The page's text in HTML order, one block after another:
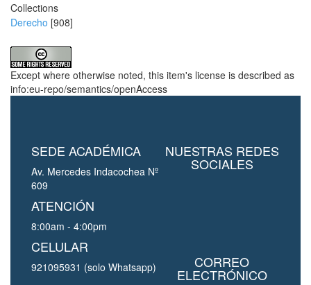
Collections
Derecho [908]
Except where otherwise noted, this item's license is described as
info:eu-repo/semantics/openAccess
SEDE ACADÉMICA
Av. Mercedes Indacochea Nº
609
ATENCIÓN
8:00am - 4:00pm
CELULAR
921095931 (solo Whatsapp)
NUESTRAS REDES
SOCIALES
CORREO
ELECTRÓNICO